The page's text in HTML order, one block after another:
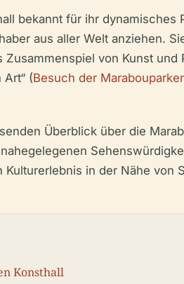
bekannt für ihr
aus aller Welt anziehen.
von Kunst
(Besuch der
Überblick über die
in der Nähe
Konsthall